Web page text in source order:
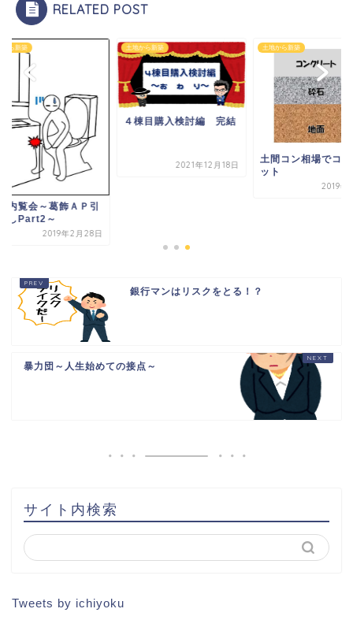
RELATED POST
ら新築
内覧会～葛飾ＡＰ引
しPart2～
2019年2月28日
土地から新築
４棟目購入検討編 完結
2021年12月18日
土地から新築
土間コン相場でコス
ット
2019年7
銀行マンはリスクをとる！？
暴力団～人生始めての接点～
サイト内検索
Tweets by ichiyoku
HOME
書籍出版
問い合わせ